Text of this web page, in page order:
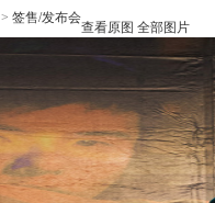
> 签售/发布会
查看原图 全部图片